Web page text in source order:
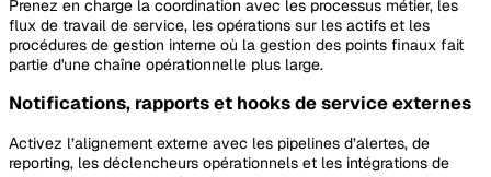
Prenez en charge la coordination avec les processus métier, les
flux de travail de service, les opérations sur les actifs et les
procédures de gestion interne où la gestion des points finaux fait
partie d'une chaîne opérationnelle plus large.
Notifications, rapports et hooks de service externes
Activez l’alignement externe avec les pipelines d’alertes, de
reporting, les déclencheurs opérationnels et les intégrations de